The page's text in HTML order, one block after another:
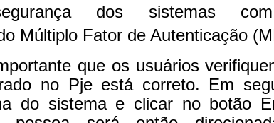
dos sistemas
Múltiplo Fator de Autenticação
que os usuários
no Pje está correto. Em
do sistema e clicar no botão